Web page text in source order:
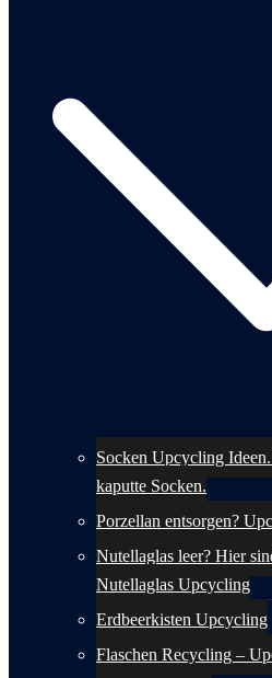
Socken Upcycling
kaputte Socken.
Porzellan entsorgen?
Nutellaglas leer? Hier
Nutellaglas Upcycling
Erdbeerkisten Upcycling
Flaschen Recycling –